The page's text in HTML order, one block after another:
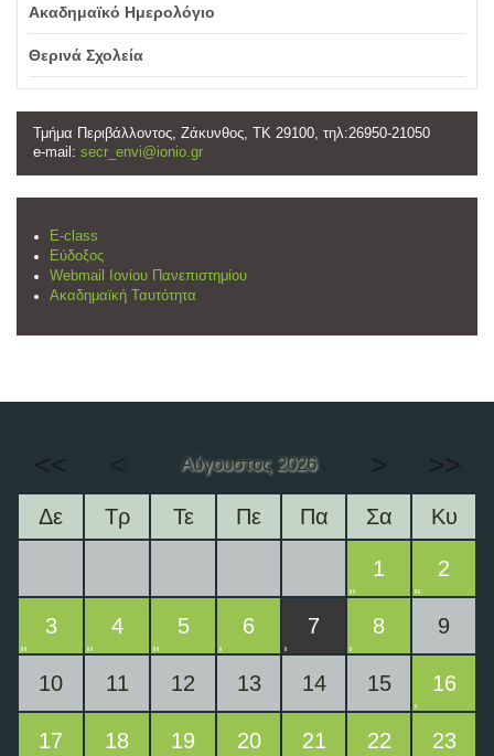
Ακαδημαϊκό Ημερολόγιο
Θερινά Σχολεία
Τμήμα Περιβάλλοντος, Ζάκυνθος, ΤΚ 29100, τηλ:26950-21050
e-mail: secr_envi@ionio.gr
E-class
Εύδοξος
Webmail Ιονίου Πανεπιστημίου
Ακαδημαϊκή Ταυτότητα
<< < Αύγουστος 2026 > >>
Δε Τρ Τε Πε Πα Σα Κυ
1 2
3 4 5 6 7 8 9
10 11 12 13 14 15 16
17 18 19 20 21 22 23